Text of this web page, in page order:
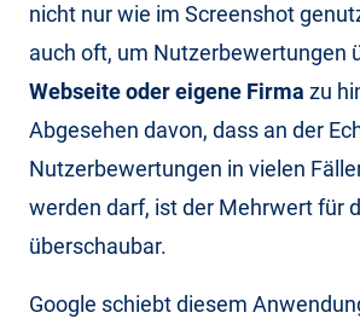
nicht nur wie im Screenshot
auch oft, um Nutzerbewertungen
Webseite oder eigene Firma zu
Abgesehen davon, dass an der
Nutzerbewertungen in vielen
werden darf, ist der Mehrwert für
überschaubar.
Google schiebt diesem